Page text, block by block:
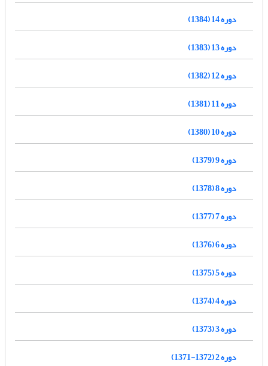
دوره 14 (1384)
دوره 13 (1383)
دوره 12 (1382)
دوره 11 (1381)
دوره 10 (1380)
دوره 9 (1379)
دوره 8 (1378)
دوره 7 (1377)
دوره 6 (1376)
دوره 5 (1375)
دوره 4 (1374)
دوره 3 (1373)
دوره 2 (1372-1371)